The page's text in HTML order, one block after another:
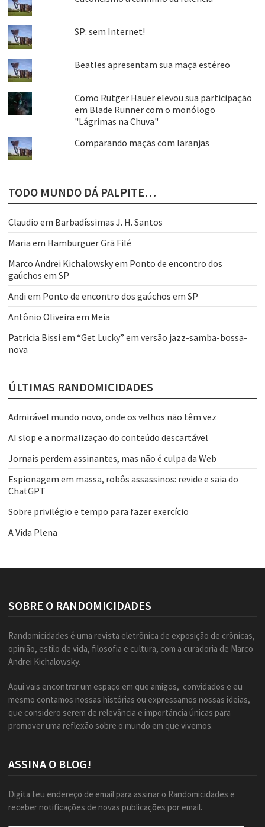
SP: sem Internet!
Beatles apresentam sua maçã estéreo
Como Rutger Hauer elevou sua participação
em Blade Runner com o monólogo
"Lágrimas na Chuva"
Comparando maçãs com laranjas
TODO MUNDO DÁ PALPITE…
Claudio em Barbadíssimas J. H. Santos
Maria em Hamburguer Grã Filé
Marco Andrei Kichalowskyem Ponto de encontro dos
gaúchos em SP
Andi em Ponto de encontro dos gaúchos em SP
Antônio Oliveira em Meia
Patricia Bissi em “Get Lucky” em versão jazz-samba-bossa-
nova
ÚLTIMAS RANDOMICIDADES
Admirável mundo novo, onde os velhos não têm vez
AI slop e a normalização do conteúdo descartável
Jornais perdem assinantes, mas não é culpa da Web
Espionagem em massa, robôs assassinos: revide e saia do
ChatGPT
Sobre privilégio e tempo para fazer exercício
A Vida Plena
SOBRE O RANDOMICIDADES
Randomicidades é uma revista eletrônica de exposição de crônicas,
opinião, estilo de vida, filosofia e cultura, com a curadoria de Marco
Andrei Kichalowsky.
Aqui vais encontrar um espaço em que amigos, convidados e eu
mesmo contamos nossas histórias ou expressamos nossas ideias,
que considero serem de relevância e importância únicas para
promover uma reflexão sobre o mundo em que vivemos.
ASSINA O BLOG!
Digita teu endereço de email para assinar o Randomicidades e
receber notificações de novas publicações por email.